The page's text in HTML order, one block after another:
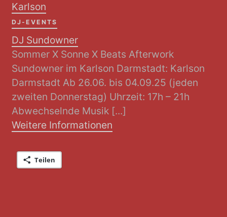
Karlson
DJ-EVENTS
DJ Sundowner
Sommer X Sonne X Beats Afterwork
Sundowner im Karlson Darmstadt: Karlson
Darmstadt Ab 26.06. bis 04.09.25 (jeden
zweiten Donnerstag) Uhrzeit: 17h – 21h
Abwechselnde Musik [...]
Weitere Informationen
Teilen